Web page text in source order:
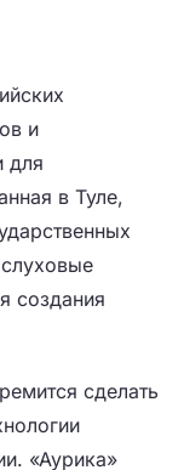
и
для
в Туле,
создания
сделать
«Аурика»